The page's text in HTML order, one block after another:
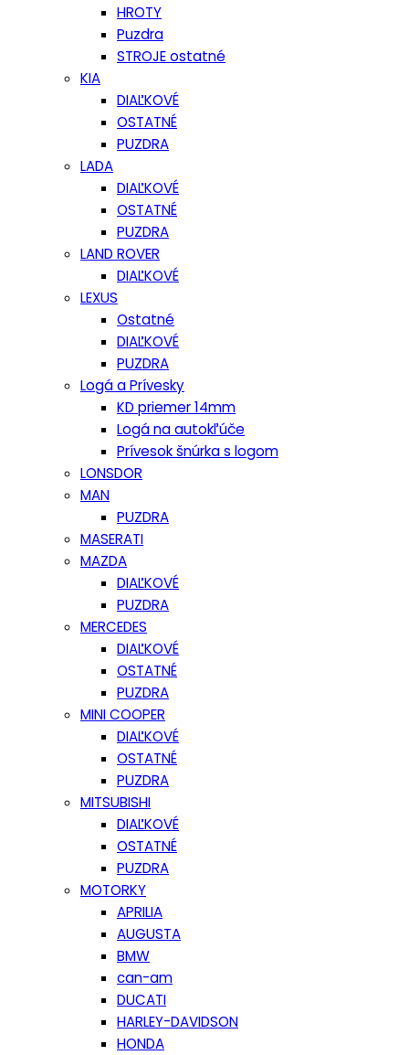
HROTY
Puzdra
STROJE ostatné
KIA
DIAĽKOVÉ
OSTATNÉ
PUZDRA
LADA
DIAĽKOVÉ
OSTATNÉ
PUZDRA
LAND ROVER
DIAĽKOVÉ
LEXUS
Ostatné
DIAĽKOVÉ
PUZDRA
Logá a Prívesky
KD priemer 14mm
Logá na autokľúče
Prívesok šnúrka s logom
LONSDOR
MAN
PUZDRA
MASERATI
MAZDA
DIAĽKOVÉ
PUZDRA
MERCEDES
DIAĽKOVÉ
OSTATNÉ
PUZDRA
MINI COOPER
DIAĽKOVÉ
OSTATNÉ
PUZDRA
MITSUBISHI
DIAĽKOVÉ
OSTATNÉ
PUZDRA
MOTORKY
APRILIA
AUGUSTA
BMW
can-am
DUCATI
HARLEY-DAVIDSON
HONDA